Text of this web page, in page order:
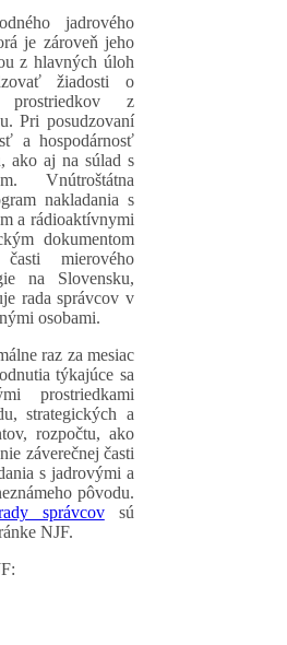
jadrového
je zároveň jeho
z hlavných úloh
žiadosti o
prostriedkov z
Pri posudzovaní
a hospodárnosť
ako aj na súlad s
Vnútroštátna
nakladania s
a rádioaktívnymi
dokumentom
mierového
na Slovensku,
rada správcov v
osobami.
raz za mesiac
týkajúce sa
prostriedkami
strategických a
rozpočtu, ako
záverečnej časti
s jadrovými a
pôvodu.
správcovsú
NJF.